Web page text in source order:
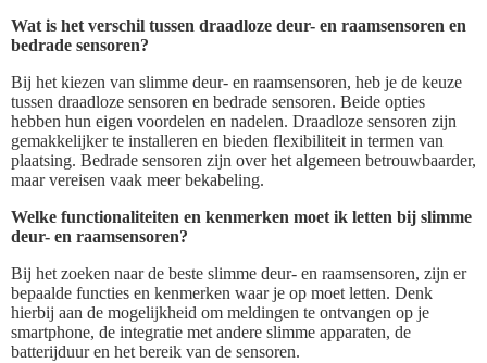
Wat is het verschil tussen draadloze deur- en raamsensoren en
bedrade sensoren?
Bij het kiezen van slimme deur- en raamsensoren, heb je de keuze
tussen draadloze sensoren en bedrade sensoren. Beide opties
hebben hun eigen voordelen en nadelen. Draadloze sensoren zijn
gemakkelijker te installeren en bieden flexibiliteit in termen van
plaatsing. Bedrade sensoren zijn over het algemeen betrouwbaarder,
maar vereisen vaak meer bekabeling.
Welke functionaliteiten en kenmerken moet ik letten bij slimme
deur- en raamsensoren?
Bij het zoeken naar de beste slimme deur- en raamsensoren, zijn er
bepaalde functies en kenmerken waar je op moet letten. Denk
hierbij aan de mogelijkheid om meldingen te ontvangen op je
smartphone, de integratie met andere slimme apparaten, de
batterijduur en het bereik van de sensoren.